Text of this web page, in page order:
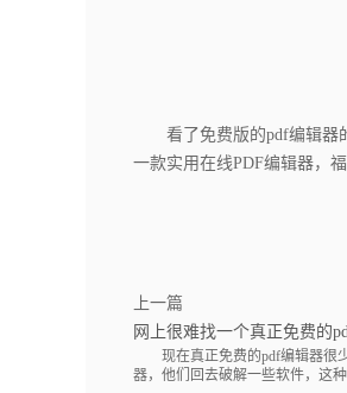
看了免费版的pdf编辑器的
一款实用在线PDF编辑器，
上一篇
网上很难找一个真正免费的
现在真正免费的pdf编辑器很少
器，他们回去破解一些软件，这